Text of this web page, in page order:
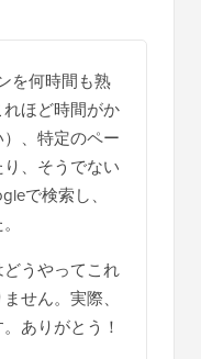
を何時間も熟
ほど時間がか
、特定のペー
、そうでない
で検索し、
うやってこれ
せん。実際、
ありがとう！